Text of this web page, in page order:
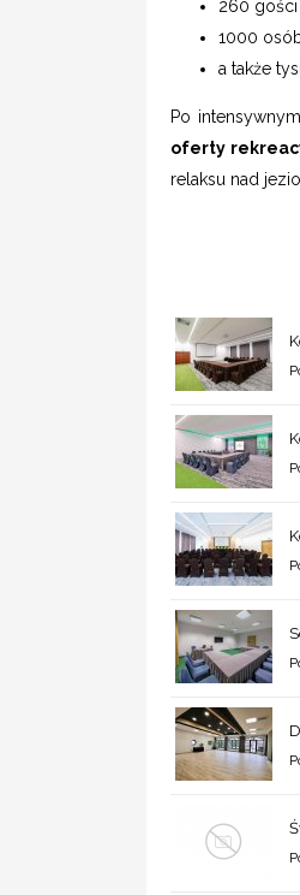
260 gości
1000
a także
Po
oferty
relaksu nad